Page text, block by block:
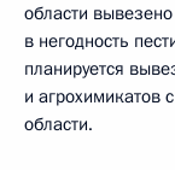
области
в негодность
планируется
и агрохимикатов
области.